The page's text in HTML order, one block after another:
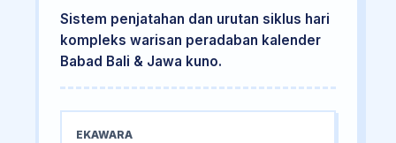
Sistem penjatahan dan urutan siklus hari
kompleks warisan peradaban kalender
Babad Bali & Jawa kuno.
EKAWARA